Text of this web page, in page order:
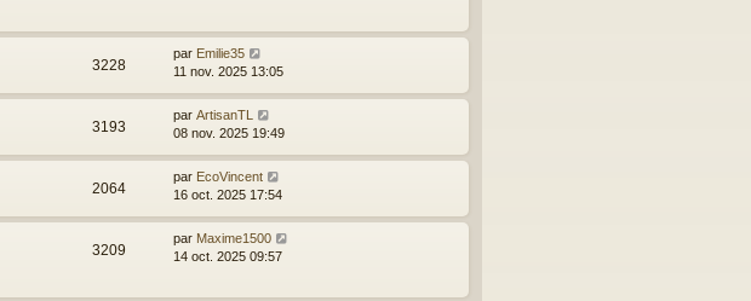
3228
par Emilie35
11 nov. 2025 13:05
3193
par ArtisanTL
08 nov. 2025 19:49
2064
par EcoVincent
16 oct. 2025 17:54
3209
par Maxime1500
14 oct. 2025 09:57